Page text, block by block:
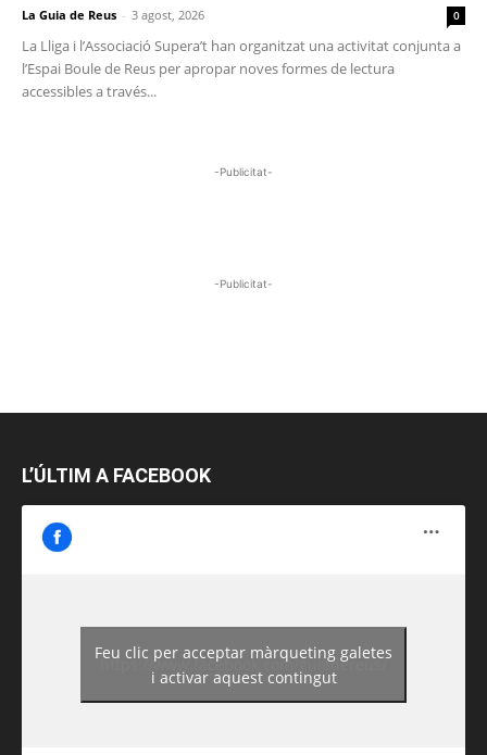
La Guia de Reus - 3 agost, 2026 0
La Lliga i l’Associació Supera’t han organitzat una activitat conjunta a
l’Espai Boule de Reus per apropar noves formes de lectura
accessibles a través...
-Publicitat-
-Publicitat-
L’ÚLTIM A FACEBOOK
https://www.facebook.com/guiadereus/
Feu clic per acceptar màrqueting galetes
i activar aquest contingut